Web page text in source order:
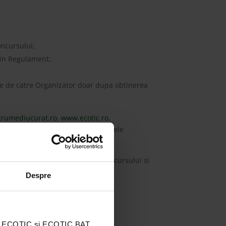
Despre
și ECOTIC BAT
Regulament;
de catre Organizator doar dupa obtinerea
,www.ecotic.ro,
fiind publicate proiectele
promovarea rezultatelor Concursului si